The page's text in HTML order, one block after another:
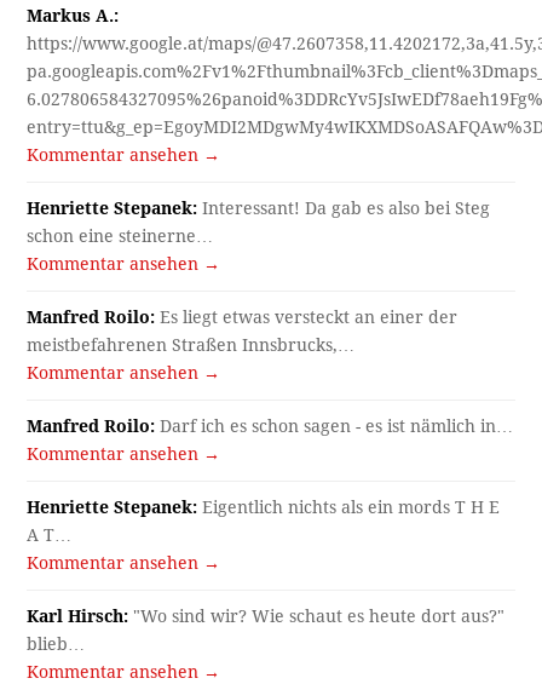
Markus A.:
https://www.google.at/maps/
Kommentar ansehen →
Henriette Stepanek: Interessant! Da gab es also bei Steg
schon eine steinerne…
Kommentar ansehen →
Manfred Roilo: Es liegt etwas versteckt an einer der
meistbefahrenen Straßen Innsbrucks,…
Kommentar ansehen →
Manfred Roilo: Darf ich es schon sagen - es ist nämlich in…
Kommentar ansehen →
Henriette Stepanek: Eigentlich nichts als ein mords T H E
A T…
Kommentar ansehen →
Karl Hirsch: "Wo sind wir? Wie schaut es heute dort aus?"
blieb…
Kommentar ansehen →